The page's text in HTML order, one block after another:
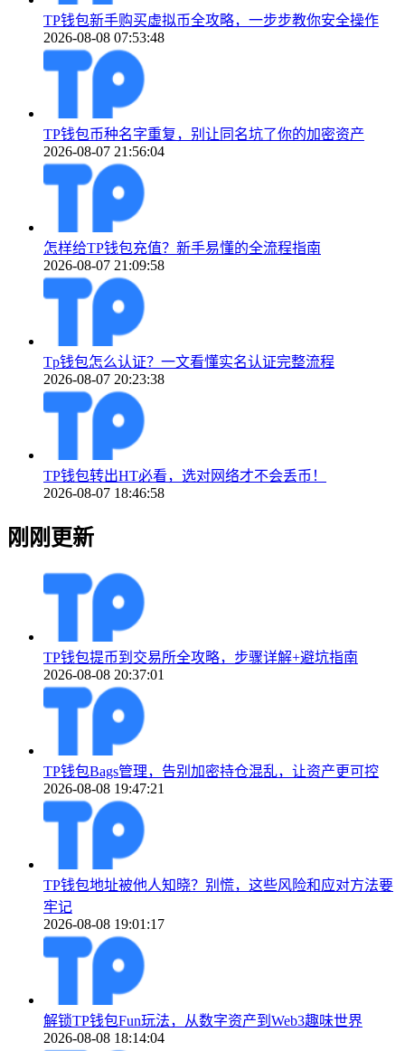
TP钱包新手购买虚拟币全攻略，一步步教你安全操作
2026-08-08 07:53:48
TP钱包币种名字重复，别让同名坑了你的加密资产
2026-08-07 21:56:04
怎样给TP钱包充值？新手易懂的全流程指南
2026-08-07 21:09:58
Tp钱包怎么认证？一文看懂实名认证完整流程
2026-08-07 20:23:38
TP钱包转出HT必看，选对网络才不会丢币！
2026-08-07 18:46:58
刚刚更新
TP钱包提币到交易所全攻略，步骤详解+避坑指南
2026-08-08 20:37:01
TP钱包Bags管理，告别加密持仓混乱，让资产更可控
2026-08-08 19:47:21
TP钱包地址被他人知晓？别慌，这些风险和应对方法要
牢记
2026-08-08 19:01:17
解锁TP钱包Fun玩法，从数字资产到Web3趣味世界
2026-08-08 18:14:04